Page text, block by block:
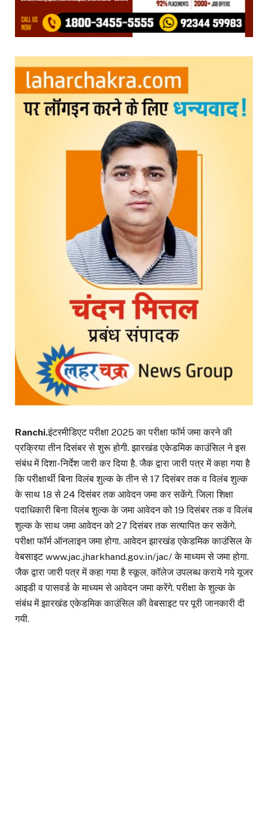
Ranchi.इंटरमीडिएट परीक्षा 2025 का परीक्षा फॉर्म जमा करने की
प्रक्रिया तीन दिसंबर से शुरू होगी. झारखंड एकेडमिक काउंसिल ने इस
संबंध में दिशा-निर्देश जारी कर दिया है. जैक द्वारा जारी पत्र में कहा गया है
कि परीक्षार्थी बिना विलंब शुल्क के तीन से 17 दिसंबर तक व विलंब शुल्क
के साथ 18 से 24 दिसंबर तक आवेदन जमा कर सकेंगे. जिला शिक्षा
पदाधिकारी बिना विलंब शुल्क के जमा आवेदन को 19 दिसंबर तक व विलंब
शुल्क के साथ जमा आवेदन को 27 दिसंबर तक सत्यापित कर सकेंगे.
परीक्षा फॉर्म ऑनलाइन जमा होगा. आवेदन झारखंड एकेडमिक काउंसिल के
वेबसाइट www.jac.jharkhand.gov.in/jac/ के माध्यम से जमा होगा.
जैक द्वारा जारी पत्र में कहा गया है स्कूल, कॉलेज उपलब्ध कराये गये यूजर
आइडी व पासवर्ड के माध्यम से आवेदन जमा करेंगे. परीक्षा के शुल्क के
संबंध में झारखंड एकेडमिक काउंसिल की वेबसाइट पर पूरी जानकारी दी
गयी.